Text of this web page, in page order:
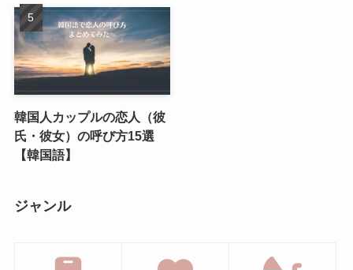
韓国人カップルの恋人（彼
氏・彼女）の呼び方15選
【韓国語】
ジャンル